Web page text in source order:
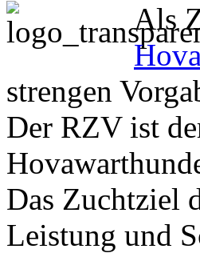
Als
strengen
Der RZV ist
Das Zuchtziel
Leistung und